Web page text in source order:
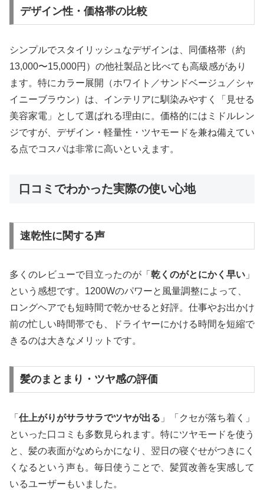
デザイン性・価格帯の比較
シンプルでスタイリッシュなデザインは、同価格帯（約
13,000〜15,000円）の他社製品と比べても高級感があり
ます。特にカラー展開（ホワイト／サンドベージュ／シャ
イニーブラウン）は、インテリアに馴染みやすく「見せる
美容家電」として選ばれる理由に。価格的にはミドルレン
ジですが、デザイン・軽量性・ツヤモードを兼ね備えてい
る点でコスパは非常に高いといえます。
口コミでわかった実際の使い心地
速乾性に関する声
多くのレビューで目立ったのが「 乾くのがとにかく早い 」
という感想です。1200Wのパワーと風量調整によって、
ロングヘアでも短時間で乾かせると好評。仕事やお出かけ
前の忙しい時間帯でも、ドライヤーにかける時間を短縮で
きるのは大きなメリットです。
髪のまとまり・ツヤ感の評価
「 仕上がりがサラサラでツヤが出る 」「クセが落ち着く」
といった口コミも多数見られます。特にツヤモードを使う
と、髪の表面がなめらかになり、翌日の寝ぐせがつきにく
くなるという声も。毎日使うことで、髪質改善を実感して
いるユーザーもいました。